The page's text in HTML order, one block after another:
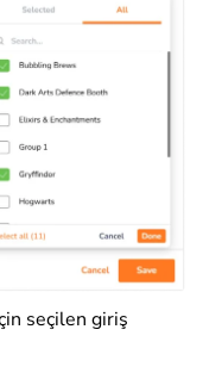
seçilen giriş